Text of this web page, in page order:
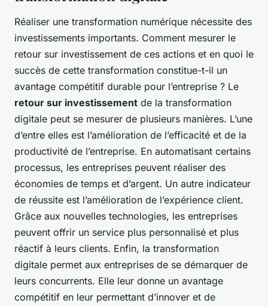
Réaliser une transformation numérique nécessite des
investissements importants. Comment mesurer le
retour sur investissement de ces actions et en quoi le
succès de cette transformation constitue-t-il un
avantage compétitif durable pour l’entreprise ? Le
retour sur investissement de la transformation
digitale peut se mesurer de plusieurs manières. L’une
d’entre elles est l’amélioration de l’efficacité et de la
productivité de l’entreprise. En automatisant certains
processus, les entreprises peuvent réaliser des
économies de temps et d’argent. Un autre indicateur
de réussite est l’amélioration de l’expérience client.
Grâce aux nouvelles technologies, les entreprises
peuvent offrir un service plus personnalisé et plus
réactif à leurs clients. Enfin, la transformation
digitale permet aux entreprises de se démarquer de
leurs concurrents. Elle leur donne un avantage
compétitif en leur permettant d’innover et de